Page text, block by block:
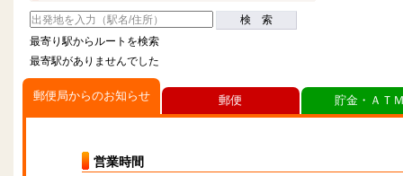
検 索
最寄り駅からルートを検索
最寄駅がありませんでした
郵便局からのお知らせ
営業時間
郵便 貯金・ＡＴ